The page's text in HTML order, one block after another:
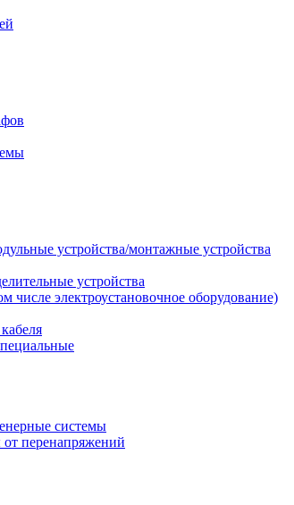
устройства/монтажные устройства
устройства
числе электроустановочное оборудование)
системы
перенапряжений